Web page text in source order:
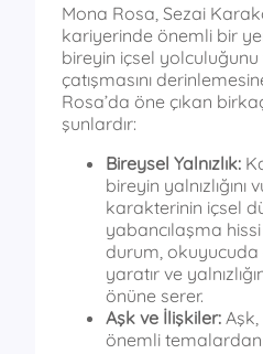
Mona Rosa, Sezai
kariyerinde önemli bir
bireyin içsel
çatışmasını
Rosa’da öne çıkan
şunlardır:
Bireysel Yalnızlık:
bireyin
karakterinin içsel
yabancılaşma
durum,
yaratır ve
önüne serer.
Aşk ve İlişkiler:
önemli temalardan